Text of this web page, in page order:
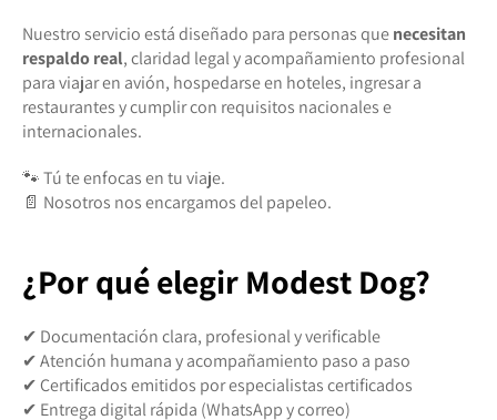
Nuestro servicio está diseñado para personas quenecesitan
respaldo real, claridad legal y acompañamiento profesional
para viajar en avión, hospedarse en hoteles, ingresar a
restaurantes y cumplir con requisitos nacionales e
internacionales.
🐾 Tú te enfocas en tu viaje.
📄 Nosotros nos encargamos del papeleo.
¿Por qué elegir Modest Dog?
✔ Documentación clara, profesional y verificable
✔ Atención humana y acompañamiento paso a paso
✔ Certificados emitidos por especialistas certificados
✔ Entrega digital rápida (WhatsApp y correo)